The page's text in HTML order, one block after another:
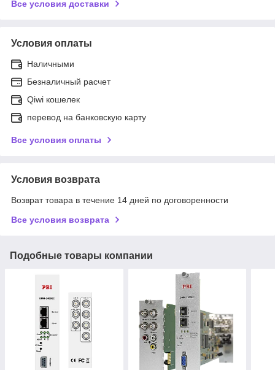
Все условия доставки
Условия оплаты
Наличными
Безналичный расчет
Qiwi кошелек
перевод на банковскую карту
Все условия оплаты
Условия возврата
Возврат товара в течение 14 дней по договоренности
Все условия возврата
Подобные товары компании